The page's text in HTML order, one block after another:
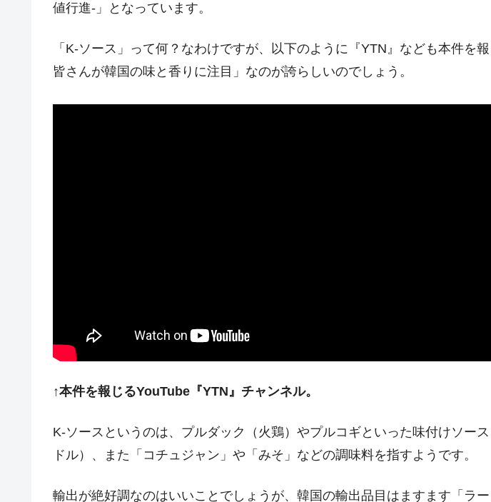
日本人マスターズ挑戦の歴史。松山以前に最高位だった選手とは？
Fact1 甲子園通算本塁打、最多の清原に次いで多く打っている意外な選手とは？
Fact1 セレクトセールの高額取引馬が稼いだ金額とは？
値行進-」となっています。
「K-ソース」って何？なわけですが、以下のように『YTN』なども本件を
皆さんが韓国の味と香りに注目」なのが誇らしいのでしょう。
↑本件を報じるYouTube『YTN』チャンネル。
K-ソースというのは、プルダック（火鶏）やプルコギといった味付けソー
ドル）、また「コチュジャン」や「みそ」などの調味料を指すようです。
輸出が絶好調なのはいいことでしょうが、韓国の輸出品目はますます「ラー